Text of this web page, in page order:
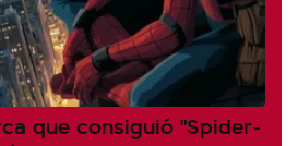
que consiguió "Spider-